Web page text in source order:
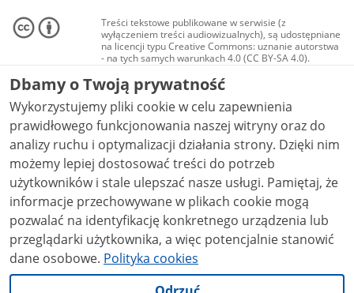
Treści tekstowe publikowane w serwisie (z
wyłączeniem treści audiowizualnych), są udostępniane
na licencji typu Creative Commons: uznanie autorstwa
- na tych samych warunkach 4.0 (CC BY-SA 4.0).
Materiały audiowizualne, w tym zdjęcia, materiały
audio i wideo, są udostępniane na licencji typu
Creative Commons: uznanie autorstwa użycie
niekomercyjne - bez utworów zależnych 4.0 (CC BY-
NC-ND 4.0), o ile nie jest to stwierdzone inaczej.
Dbamy o Twoją prywatność
Wykorzystujemy pliki cookie w celu zapewnienia
prawidłowego funkcjonowania naszej witryny oraz do
analizy ruchu i optymalizacji działania strony. Dzięki nim
możemy lepiej dostosować treści do potrzeb
użytkowników i stale ulepszać nasze usługi. Pamiętaj, że
informacje przechowywane w plikach cookie mogą
pozwalać na identyfikację konkretnego urządzenia lub
przeglądarki użytkownika, a więc potencjalnie stanowić
dane osobowe. Polityka cookies